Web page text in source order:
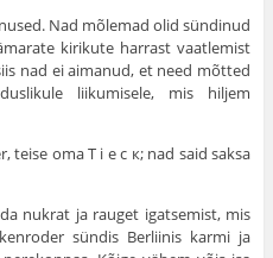
Nad mõlemad olid sündinud
kirikute harrast vaatlemist
nad ei aimanud, et need mõtted
liikumisele, mis hiljem
oma T i e с к; nad said saksa
nukrat ja rauget igatsemist, mis
sündis Berliinis karmi ja